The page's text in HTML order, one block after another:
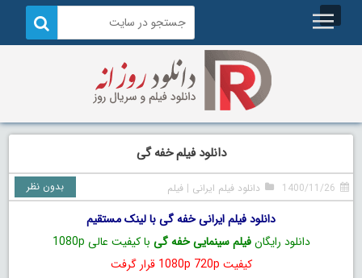
دانلود فیلم خفه گی
1400/11/26 دانلود فیلم ایرانی |فیلم بدون نظر
دانلود فیلم ایرانی خفه گی با لینک مستقیم
دانلود رایگانفیلم سینمایی خفه گی با کیفیت عالی 1080p
کیفیت 1080p 720p قرار گرفت